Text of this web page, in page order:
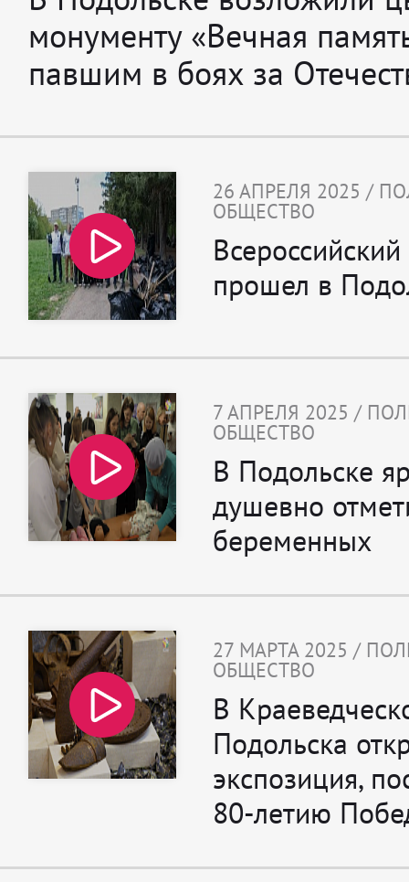
монументу «Вечная
павшим в боях за
26 АПРЕЛЯ 2025 /
ОБЩЕСТВО
прошел в
7 АПРЕЛЯ 2025 /
ОБЩЕСТВО
В Подольске
душевно
беременных
27 МАРТА 2025 /
ОБЩЕСТВО
В
Подольска
экспозиция,
80-летию